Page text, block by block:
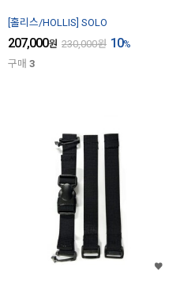
[홀리스/HOLLIS] SOLO
207,000원 230,000원 10%
구매 3